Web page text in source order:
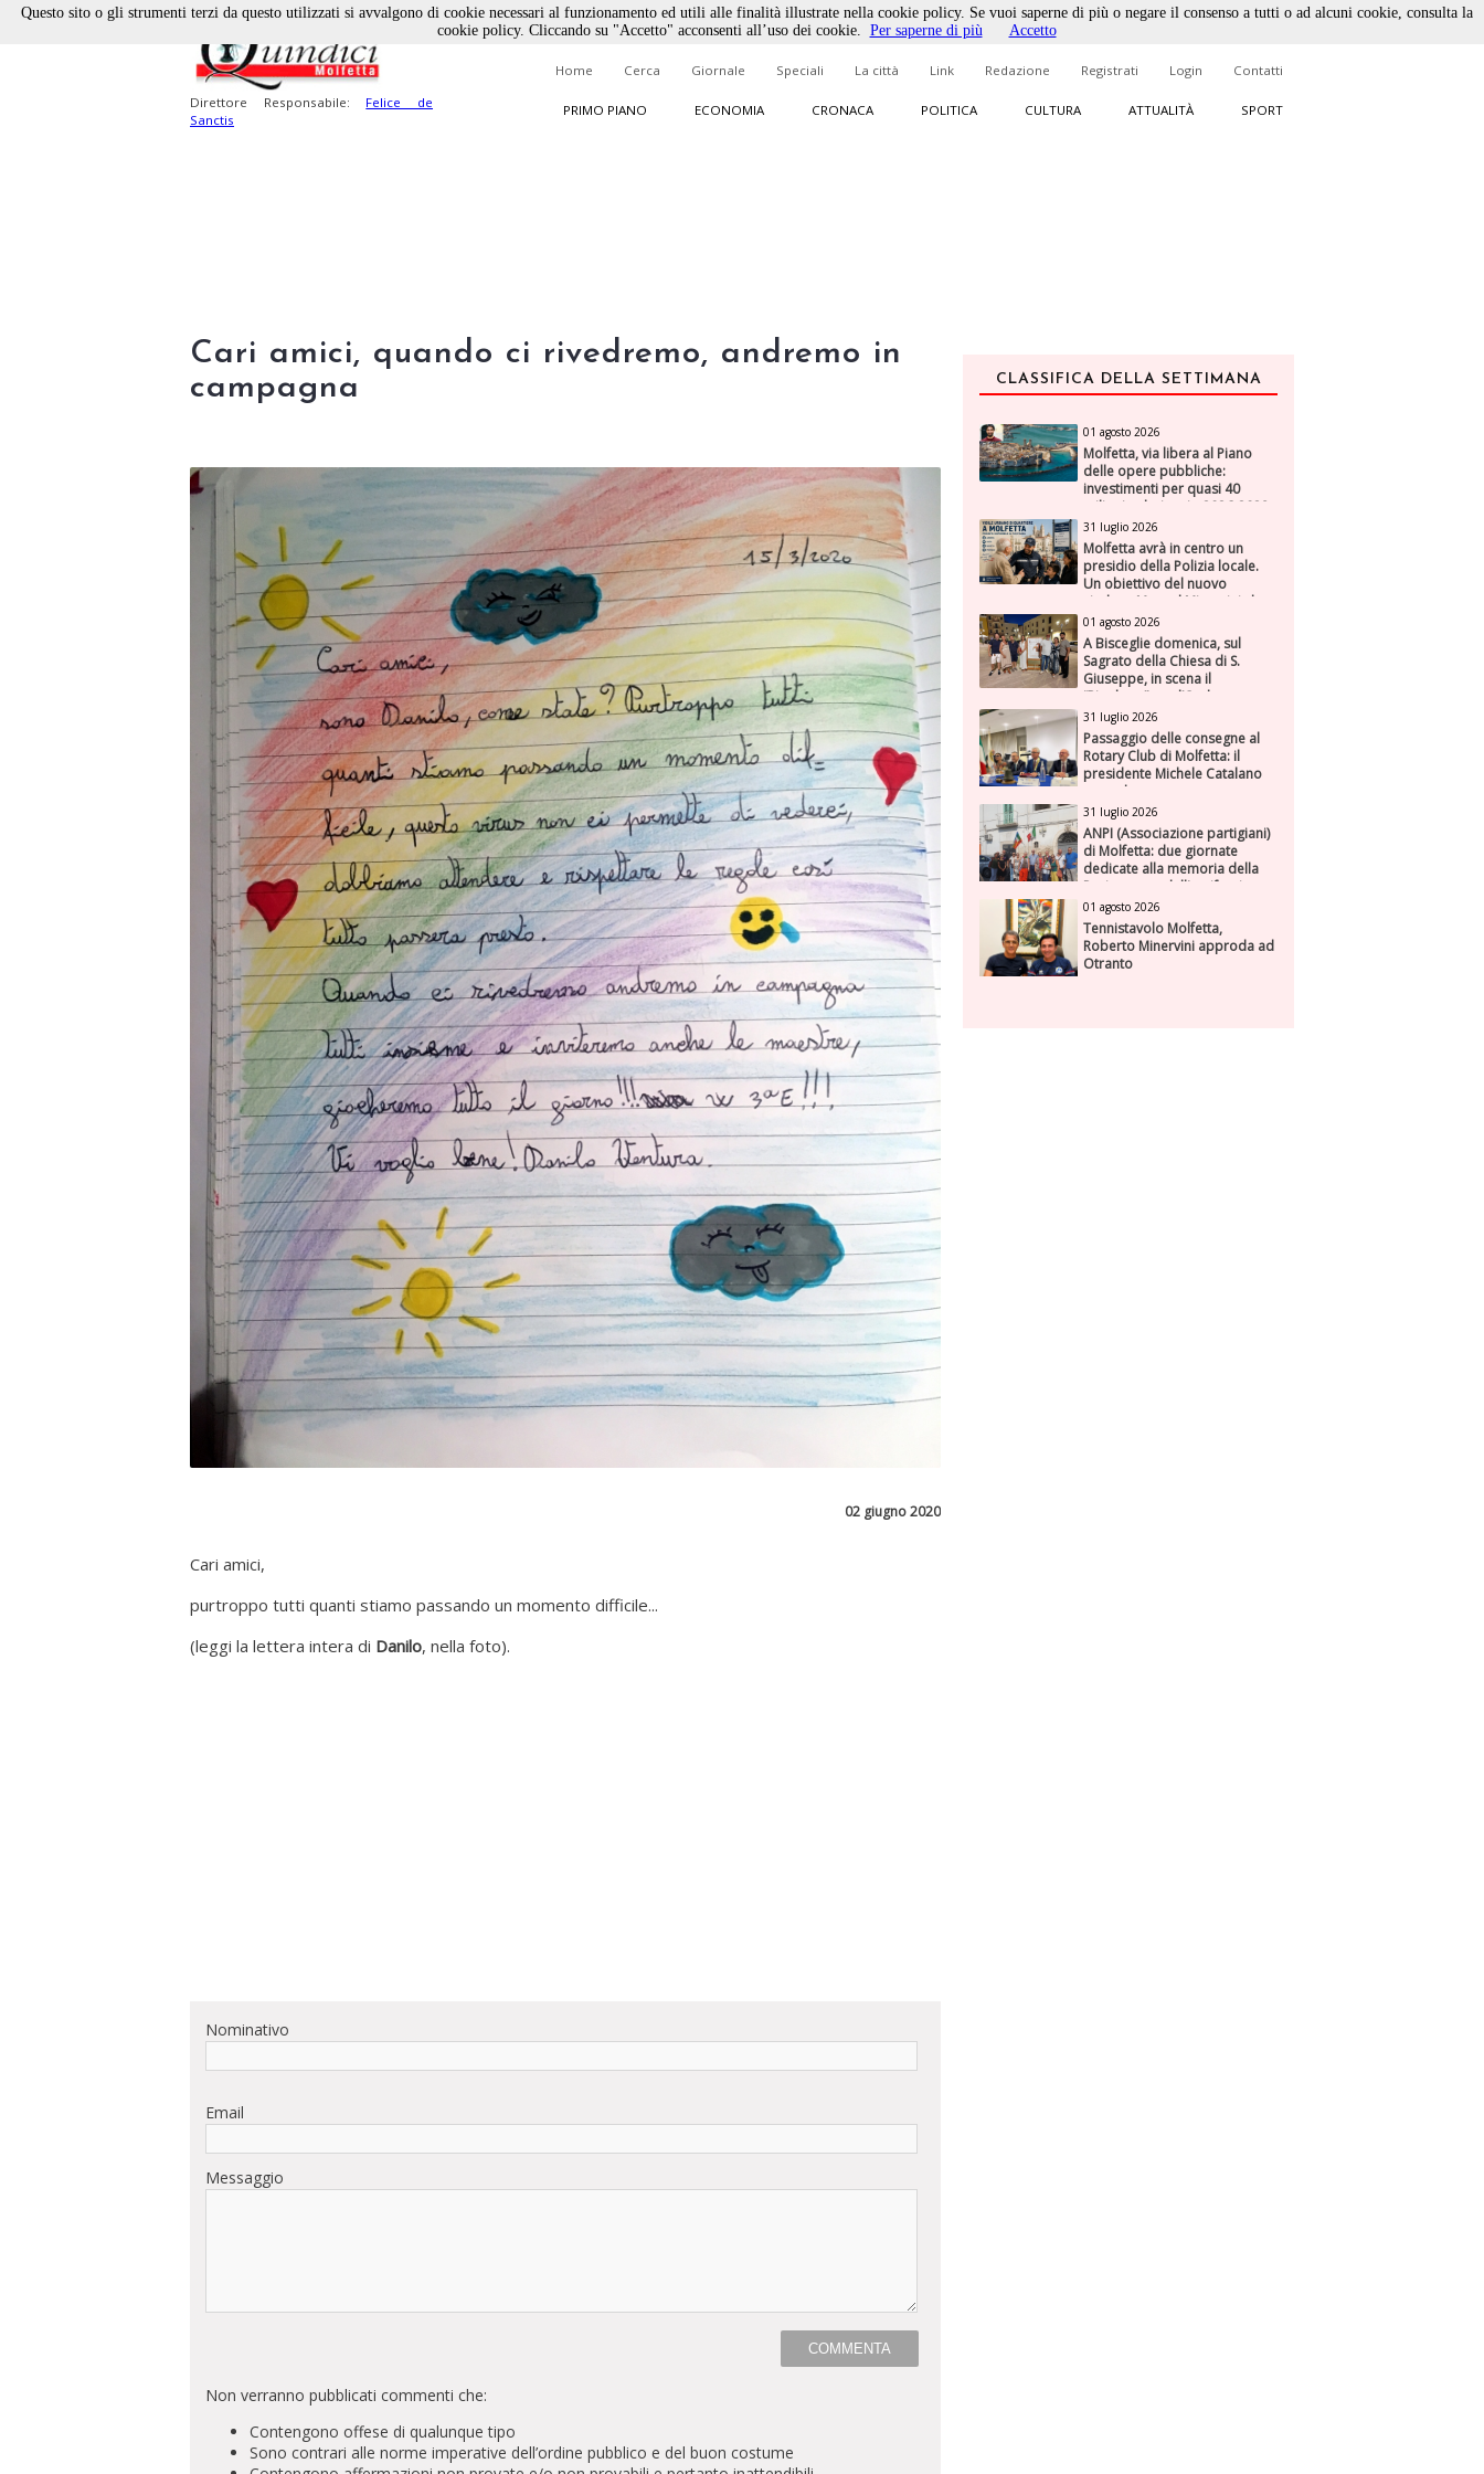
Direttore Responsabile: Felice de
Sanctis
Home Cerca Giornale Speciali La città Link Redazione Registrati Login Contatti
PRIMO PIANO ECONOMIA CRONACA POLITICA CULTURA ATTUALITÀ SPORT
Cari amici, quando ci rivedremo, andremo in
campagna
02 giugno 2020
Cari amici,
purtroppo tutti quanti stiamo passando un momento difficile...
(leggi la lettera intera di Danilo, nella foto).
Nominativo
Email
Messaggio
Non verranno pubblicati commenti che:
Contengono offese di qualunque tipo
Sono contrari alle norme imperative dell’ordine pubblico e del buon costume
CLASSIFICA DELLA SETTIMANA
01 agosto 2026
Molfetta, via libera al Piano
delle opere pubbliche:
investimenti per quasi 40
milioni nel triennio 2026-2028
31 luglio 2026
Molfetta avrà in centro un
presidio della Polizia locale.
Un obiettivo del nuovo
sindaco Manuel Minervini che
diviene realtà, con la speranza
di maggiore efficienza e
presenza sul territorio
01 agosto 2026
A Bisceglie domenica, sul
Sagrato della Chiesa di S.
Giuseppe, in scena il
“Rigoletto” con l’Orchestra
Sinfonica Federiciana
31 luglio 2026
Passaggio delle consegne al
Rotary Club di Molfetta: il
presidente Michele Catalano
succede a se stesso
31 luglio 2026
ANPI (Associazione partigiani)
di Molfetta: due giornate
dedicate alla memoria della
Resistenza e dell'antifascismo
01 agosto 2026
Tennistavolo Molfetta,
Roberto Minervini approda ad
Otranto
Questo sito o gli strumenti terzi da questo utilizzati si avvalgono di cookie necessari al funzionamento ed utili alle finalità illustrate nella cookie policy. Se vuoi saperne di più o negare il consenso a tutti o ad alcuni cookie, consulta la
cookie policy. Cliccando su "Accetto" acconsenti all’uso dei cookie. Per saperne di più Accetto